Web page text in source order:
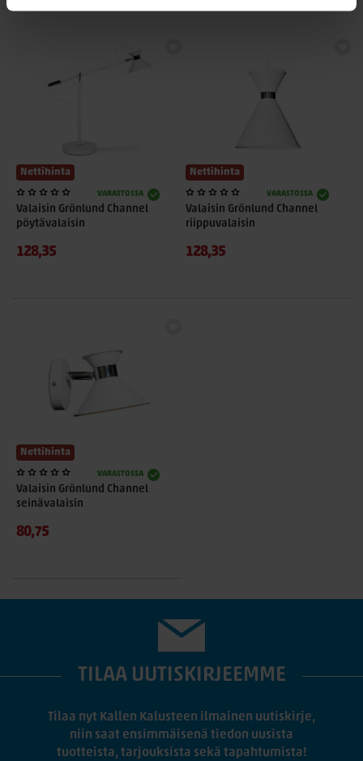
Nettihinta
VARASTOSSA
Valaisin Grönlund Channel
pöytävalaisin
128,35
Nettihinta
VARASTOSSA
Valaisin Grönlund Channel
riippuvalaisin
128,35
Nettihinta
VARASTOSSA
Valaisin Grönlund Channel
seinävalaisin
80,75
TILAA UUTISKIRJEEMME
Tilaa nyt Kallen Kalusteen ilmainen uutiskirje,
niin saat ensimmäisenä tiedon uusista
tuotteista, tarjouksista sekä tapahtumista!